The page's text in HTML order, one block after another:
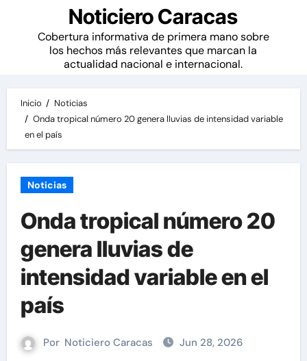
Noticiero Caracas
Cobertura informativa de primera mano sobre
los hechos más relevantes que marcan la
actualidad nacional e internacional.
Inicio
Noticias
Onda tropical número 20 genera lluvias de intensidad variable
en el país
Noticias
Onda tropical número 20
genera lluvias de
intensidad variable en el
país
Por Noticiero Caracas Jun 28, 2026